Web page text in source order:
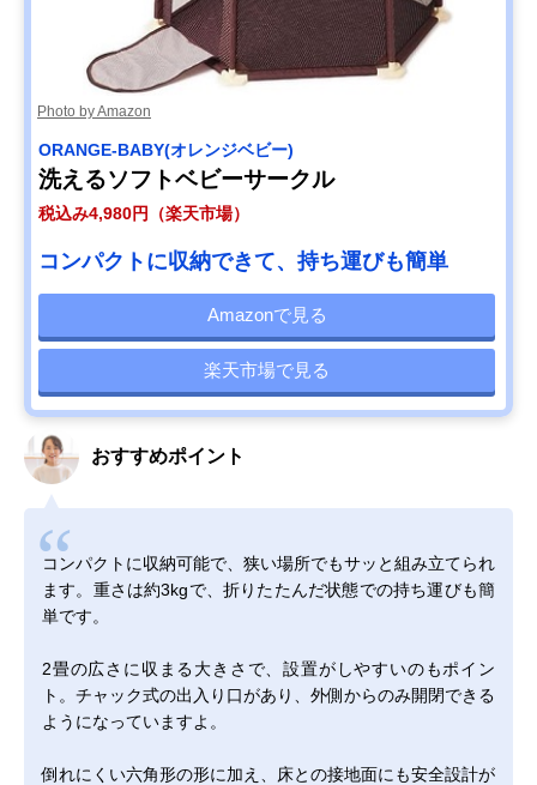
Photo by Amazon
ORANGE-BABY(オレンジベビー)
洗えるソフトベビーサークル
税込み4,980円（楽天市場）
コンパクトに収納できて、持ち運びも簡単
Amazonで見る
楽天市場で見る
おすすめポイント
コンパクトに収納可能で、狭い場所でもサッと組み立てられ
ます。重さは約3kgで、折りたたんだ状態での持ち運びも簡
単です。
2畳の広さに収まる大きさで、設置がしやすいのもポイン
ト。チャック式の出入り口があり、外側からのみ開閉できる
ようになっていますよ。
倒れにくい六角形の形に加え、床との接地面にも安全設計が